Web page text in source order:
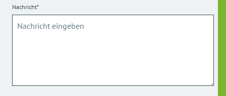
Nachricht*